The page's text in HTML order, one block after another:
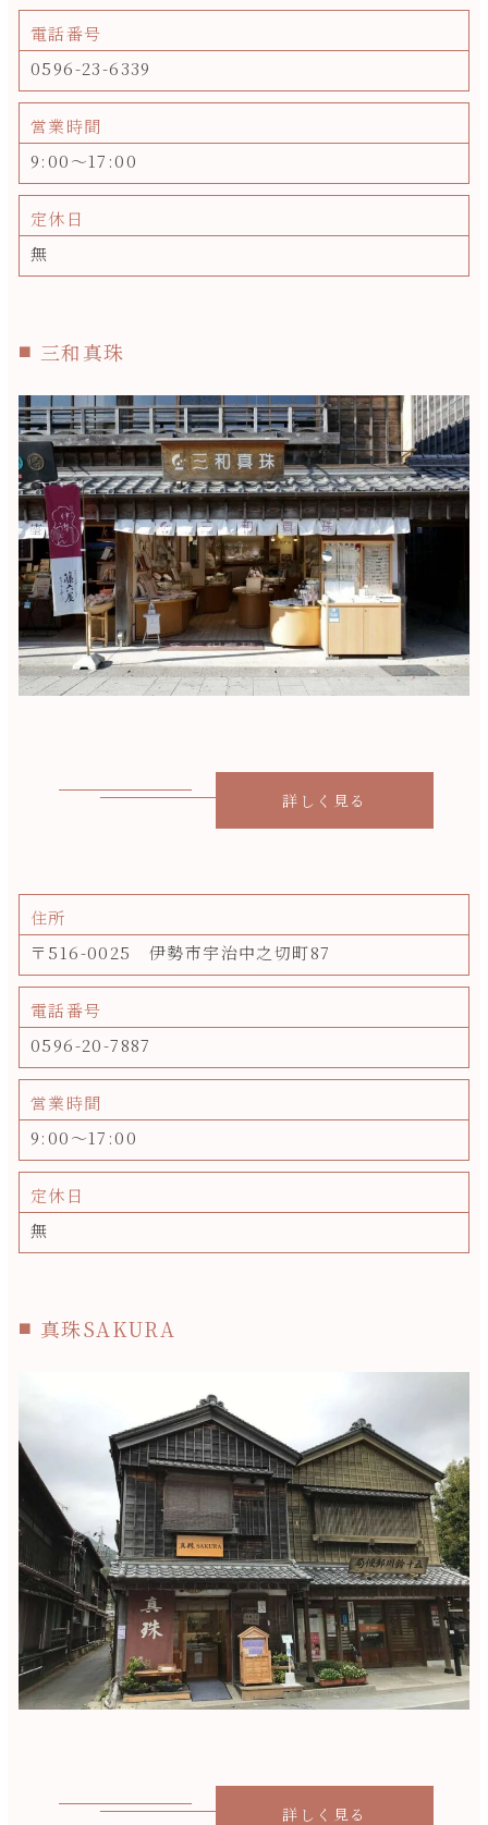
電話番号
0596-23-6339
営業時間
9:00～17:00
定休日
無
三和真珠
詳しく見る
住所
〒516-0025 伊勢市宇治中之切町87
電話番号
0596-20-7887
営業時間
9:00～17:00
定休日
無
真珠SAKURA
詳しく見る